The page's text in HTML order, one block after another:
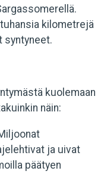
kilometrejä
syntyneet.
kuolemaan
näin:
ja uivat
päätyen